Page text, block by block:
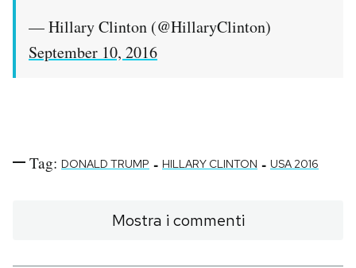
— Hillary Clinton (@HillaryClinton)
September 10, 2016
Tag: DONALD TRUMP - HILLARY CLINTON - USA 2016
Mostra i commenti